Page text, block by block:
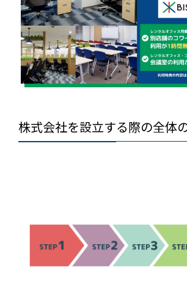
株式会社を設立する際の全体